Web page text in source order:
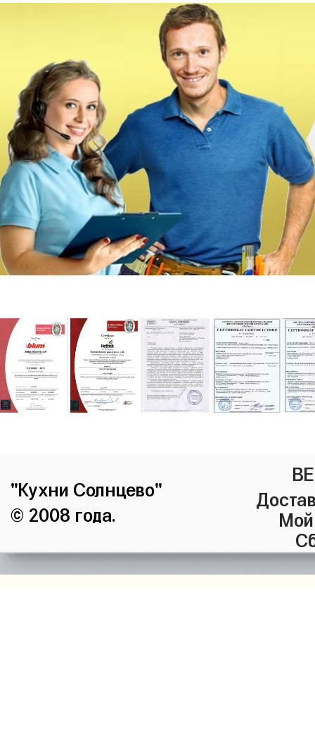
"Кухни Солнцево"
© 2008 года.